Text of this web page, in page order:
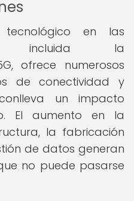
en las
incluida la
ofrece numerosos
de conectividad y
un impacto
El aumento en la
la fabricación
de datos generan
no puede pasarse